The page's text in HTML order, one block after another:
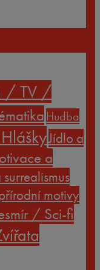
/ TV /
Hudba
Jídlo a
a
motivy
/ Sci-fi